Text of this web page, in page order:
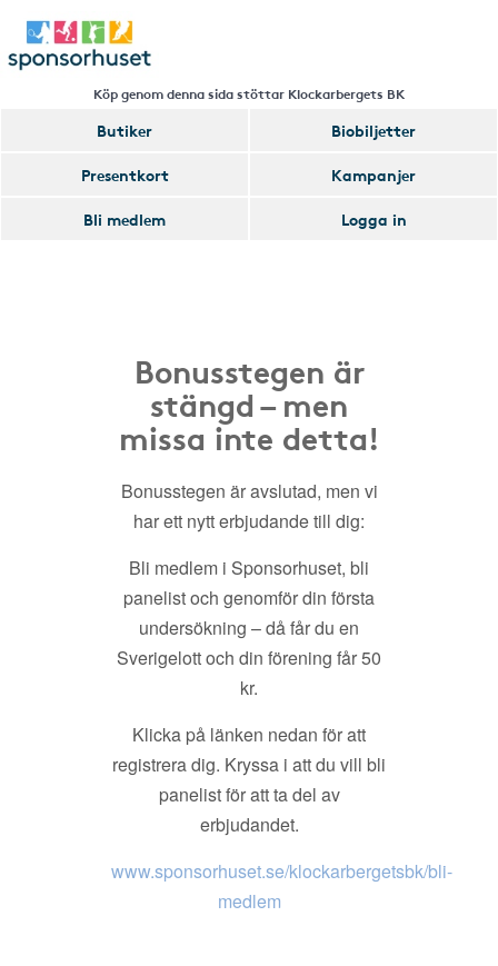
Köp genom denna sida stöttar Klockarbergets BK
Butiker
Biobiljetter
Presentkort
Kampanjer
Bli medlem
Logga in
Bonusstegen är
stängd – men
missa inte detta!
Bonusstegen är avslutad, men vi
har ett nytt erbjudande till dig:
Bli medlem i Sponsorhuset, bli
panelist och genomför din första
undersökning – då får du en
Sverigelott och din förening får 50
kr.
Klicka på länken nedan för att
registrera dig. Kryssa i att du vill bli
panelist för att ta del av
erbjudandet.
www.sponsorhuset.se/klockarbergetsbk/bli-
medlem